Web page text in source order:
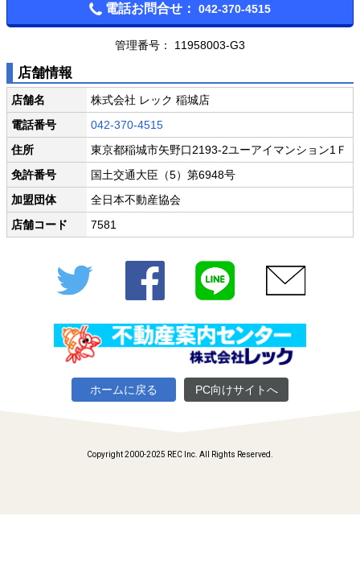
電話お問合せ： 042-370-4515
管理番号： 11958003-G3
店舗情報
店舗名
株式会社 レック 稲城店
電話番号
042-370-4515
住所
東京都稲城市矢野口2193-2ユーアイマンション1Ｆ
免許番号
国土交通大臣（5）第6948号
加盟団体
全日本不動産協会
店舗コード
7581
Twitter Facebook
ホームに戻る PC向けサイトへ
Copyright 2000-2025 REC Inc. All Rights Reserved.